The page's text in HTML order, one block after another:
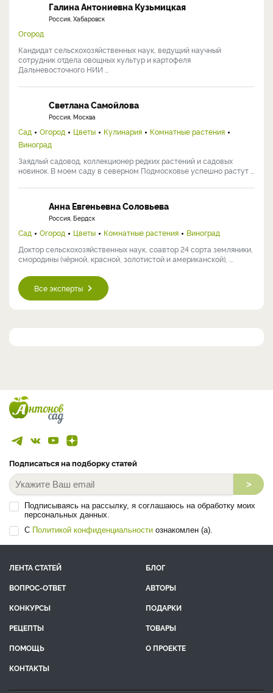
Галина Антониевна Кузьмицкая
Россия, Хабаровск
Огород
Кандидат сельскохозяйственных наук, ведущий научный
сотрудник отдела овощных культур и картофеля
Дальневосточного НИИ ...
Светлана Самойлова
Россия, Москва
Сад Огород Цветы Кулинария
Комнатные растения
Виноград
Заядлый садовод, коллекционер редких растений и садовых
новинок. В моем саду в северном Подмосковье успешно растут ...
Анна Евгеньевна Соловьева
Россия, Бердск
Сад Огород Цветы Комнатные растения
Виноград
Доктор сельскохозяйственных наук, соавтор 24 сорта земляники,
смородины (чёрной, красной, золотистой и американской), ...
Все эксперты
Подписаться на подборку статей
>
Подписываясь на рассылку, я соглашаюсь на обработку моих
персональных данных.
С Политикой конфиденциальности ознакомлен (а).
ЛЕНТА СТАТЕЙ
БЛОГ
ВОПРОС-ОТВЕТ
АВТОРЫ
КОНКУРСЫ
ПОДАРКИ
РЕЦЕПТЫ
ТОВАРЫ
ПОМОЩЬ
О ПРОЕКТЕ
КОНТАКТЫ